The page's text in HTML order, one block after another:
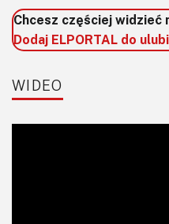
Chcesz częściej widzieć
Dodaj ELPORTAL do
WIDEO